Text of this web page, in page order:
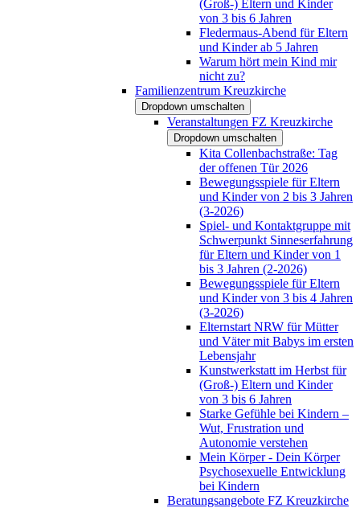
(Groß-) Eltern und Kinder
von 3 bis 6 Jahren
Fledermaus-Abend für Eltern
und Kinder ab 5 Jahren
Warum hört mein Kind mir
nicht zu?
Familienzentrum Kreuzkirche
Dropdown umschalten
Veranstaltungen FZ Kreuzkirche
Dropdown umschalten
Kita Collenbachstraße: Tag
der offenen Tür 2026
Bewegungsspiele für Eltern
und Kinder von 2 bis 3 Jahren
(3-2026)
Spiel- und Kontaktgruppe mit
Schwerpunkt Sinneserfahrung
für Eltern und Kinder von 1
bis 3 Jahren (2-2026)
Bewegungsspiele für Eltern
und Kinder von 3 bis 4 Jahren
(3-2026)
Elternstart NRW für Mütter
und Väter mit Babys im ersten
Lebensjahr
Kunstwerkstatt im Herbst für
(Groß-) Eltern und Kinder
von 3 bis 6 Jahren
Starke Gefühle bei Kindern –
Wut, Frustration und
Autonomie verstehen
Mein Körper - Dein Körper
Psychosexuelle Entwicklung
bei Kindern
Beratungsangebote FZ Kreuzkirche